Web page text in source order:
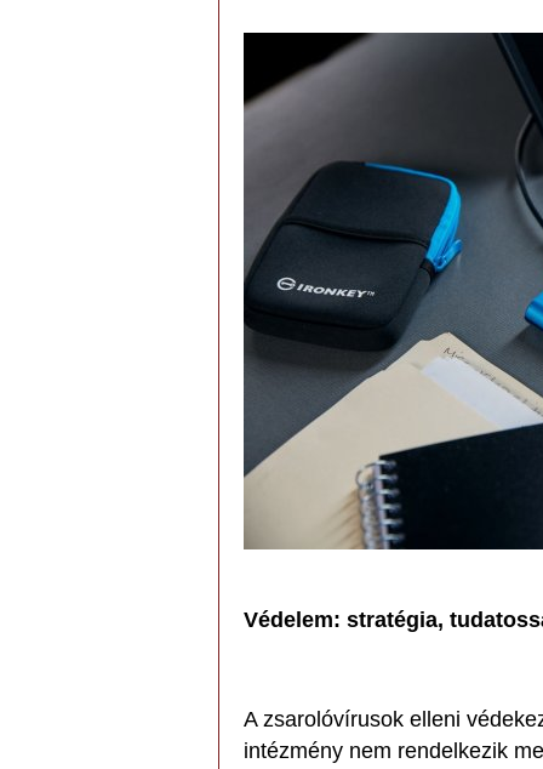
Védelem: stratégia,
A zsarolóvírusok elleni
intézmény nem rendelkezik